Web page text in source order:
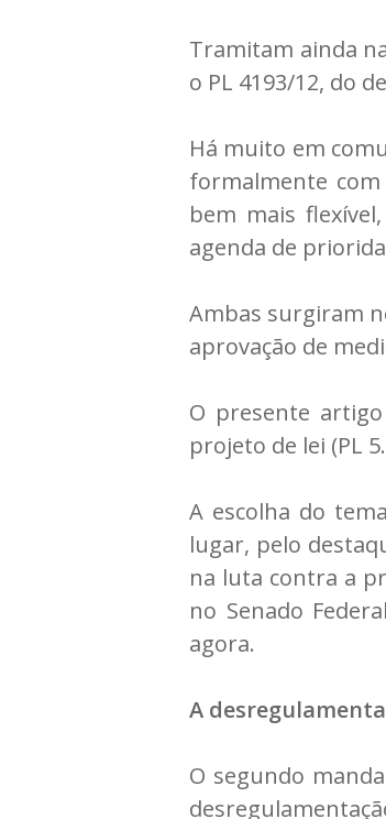
Tramitam ainda
o PL 4193/12, do
Há muito em
formalmente
bem mais
agenda de
Ambas surgiram
aprovação de
O presente
projeto de lei (PL
A escolha do
lugar, pelo
na luta contra a
no Senado
agora.
A
O segundo